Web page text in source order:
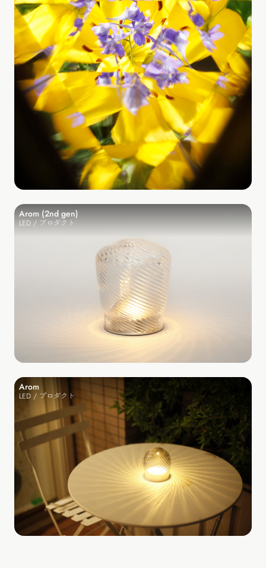
Arom (2nd gen)
LED / プロダクト
Arom
LED / プロダクト